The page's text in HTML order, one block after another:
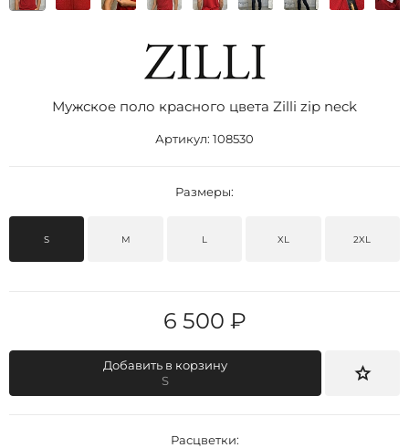
Мужское поло красного цвета Zilli zip neck
Артикул: 108530
Размеры:
S M L XL 2XL
6 500 ₽
Добавить в корзину
S
Расцветки: